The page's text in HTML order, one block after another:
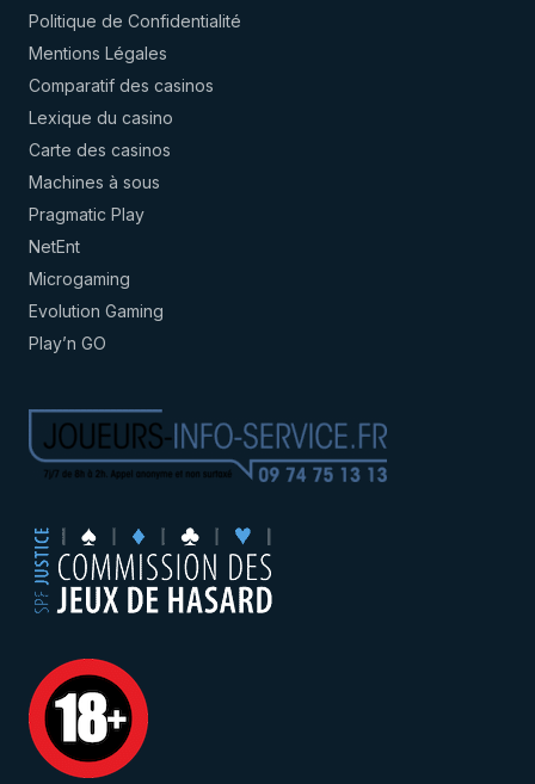
Politique de Confidentialité
Mentions Légales
Comparatif des casinos
Lexique du casino
Carte des casinos
Machines à sous
Pragmatic Play
NetEnt
Microgaming
Evolution Gaming
Play’n GO